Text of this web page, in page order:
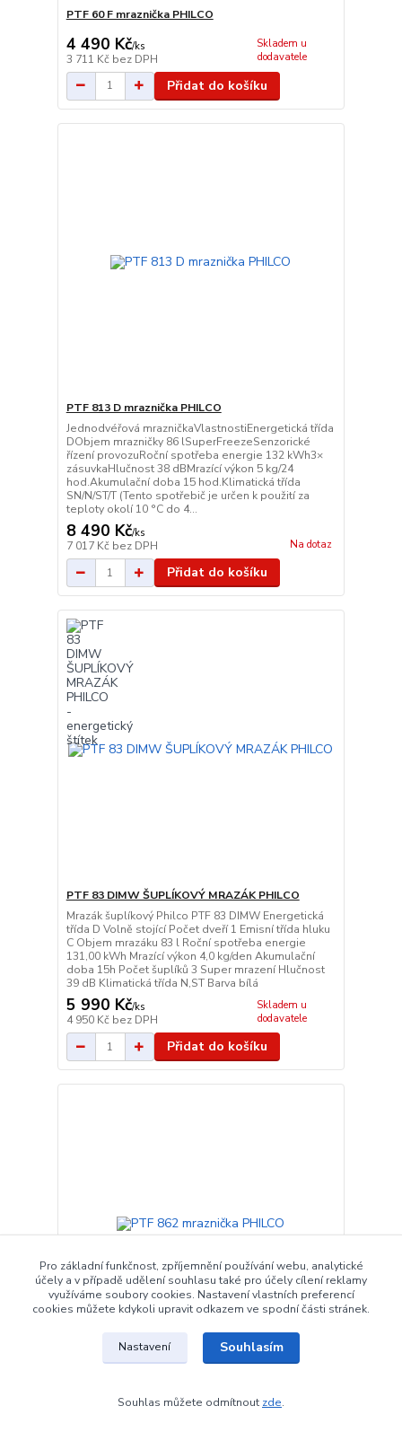
PTF 60 F mraznička PHILCO
4 490 Kč/ks
3 711 Kč bez DPH
Skladem u
dodavatele
Přidat do košíku
PTF 813 D mraznička PHILCO
Jednodvéřová mrazničkaVlastnostiEnergetická třída
DObjem mrazničky 86 lSuperFreezeSenzorické
řízení provozuRoční spotřeba energie 132 kWh3×
zásuvkaHlučnost 38 dBMrazící výkon 5 kg/24
hod.Akumulační doba 15 hod.Klimatická třída
SN/N/ST/T (Tento spotřebič je určen k použití za
teploty okolí 10 °C do 4...
8 490 Kč/ks
7 017 Kč bez DPH Na dotaz
Přidat do košíku
PTF 83 DIMW ŠUPLÍKOVÝ MRAZÁK PHILCO
Mrazák šuplíkový Philco PTF 83 DIMW Energetická
třída D Volně stojící Počet dveří 1 Emisní třída hluku
C Objem mrazáku 83 l Roční spotřeba energie
131,00 kWh Mrazící výkon 4,0 kg/den Akumulační
doba 15h Počet šuplíků 3 Super mrazení Hlučnost
39 dB Klimatická třída N,ST Barva bílá
5 990 Kč/ks
4 950 Kč bez DPH
Skladem u
dodavatele
Přidat do košíku
A++Objem mrazničky 86 lRoční spotřeba energie
Pro základní funkčnost, zpříjemnění používání webu, analytické
účely a v případě udělení souhlasu také pro účely cílení reklamy
využíváme soubory cookies. Nastavení vlastních preferencí
cookies můžete kdykoli upravit odkazem ve spodní části stránek.
Nastavení Souhlasím
Souhlas můžete odmítnout zde.